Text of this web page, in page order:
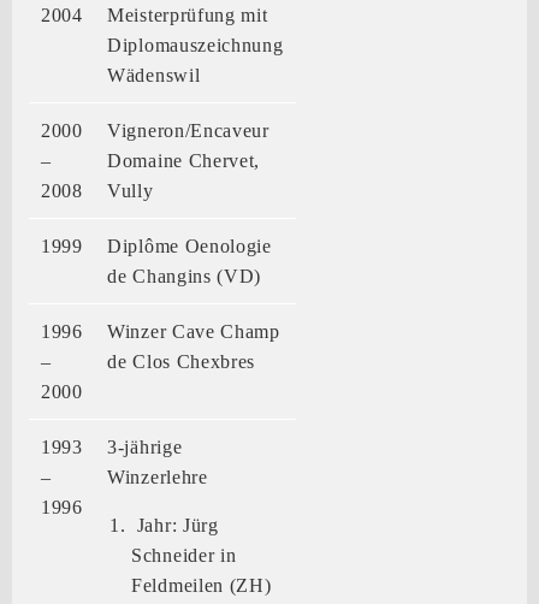
2004
Meisterprüfung mit
Diplomauszeichnung
Wädenswil
2000
–
2008
Vigneron/Encaveur
Domaine Chervet,
Vully
1999
Diplôme Oenologie
de Changins (VD)
1996
–
2000
Winzer Cave Champ
de Clos Chexbres
1993
–
1996
3-jährige
Winzerlehre
Jahr: Jürg
Schneider in
Feldmeilen (ZH)